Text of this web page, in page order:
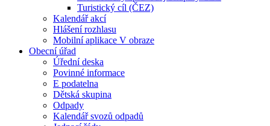
Turistický cíl (ČEZ)
Kalendář akcí
Hlášení rozhlasu
Mobilní aplikace V obraze
Obecní úřad
Úřední deska
Povinné informace
E podatelna
Dětská skupina
Odpady
Kalendář svozů odpadů